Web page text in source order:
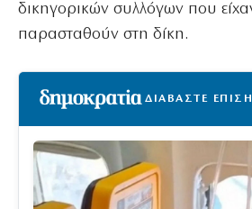
δικηγορικών συλλόγων που
παρασταθούν στη δίκη.
ΔΙΑΒΑΣΤΕ